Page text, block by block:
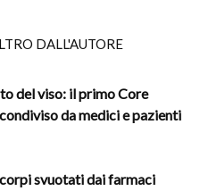
DALL'AUTORE
del viso: il primo Core
da medici e pazienti
svuotati dai farmaci